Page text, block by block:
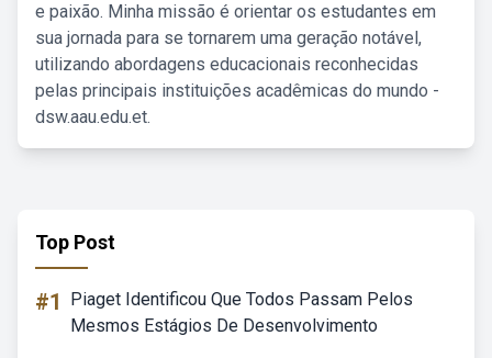
e paixão. Minha missão é orientar os estudantes em
sua jornada para se tornarem uma geração notável,
utilizando abordagens educacionais reconhecidas
pelas principais instituições acadêmicas do mundo -
dsw.aau.edu.et.
Top Post
#1
Piaget Identificou Que Todos Passam Pelos
Mesmos Estágios De Desenvolvimento